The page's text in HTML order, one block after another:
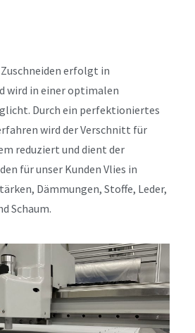
erfolgt in
wird in einer optimalen
Durch ein perfektioniertes
wird der Verschnitt für
reduziert und dient der
für unser Kunden Vlies in
Dämmungen, Stoffe, Leder,
Schaum.